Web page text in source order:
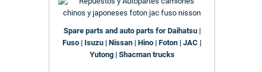
Spare parts and auto parts for Daihatsu |
Fuso | Isuzu | Nissan | Hino | Foton | JAC |
Yutong | Shacman trucks